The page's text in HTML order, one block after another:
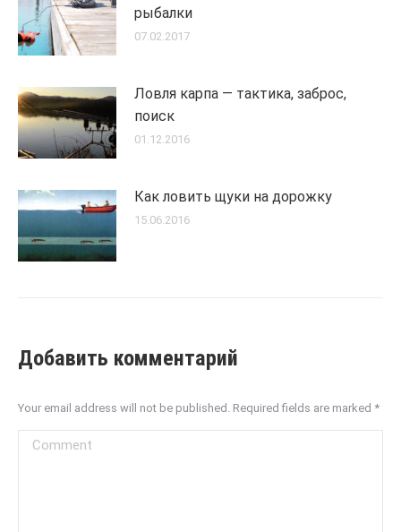
рыбалки
07.02.2017
Ловля карпа — тактика, заброс,
поиск
01.12.2016
Как ловить щуки на дорожку
15.06.2016
Добавить комментарий
Your email address will not be published. Required fields are marked *
Comment